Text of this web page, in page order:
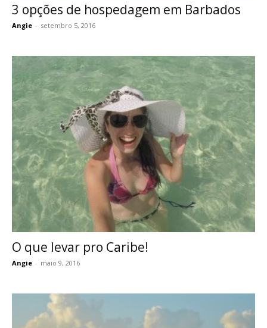
3 opções de hospedagem em Barbados
Angie - setembro 5, 2016
O que levar pro Caribe!
Angie - maio 9, 2016